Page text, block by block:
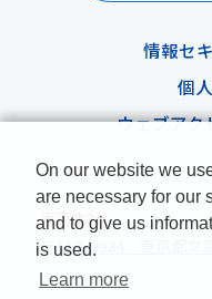
情報セ
個
ウェブアク
東京本社
〒113-0034 東京都文
On our website we
are necessary for our
and to give us
is used.
Learn more